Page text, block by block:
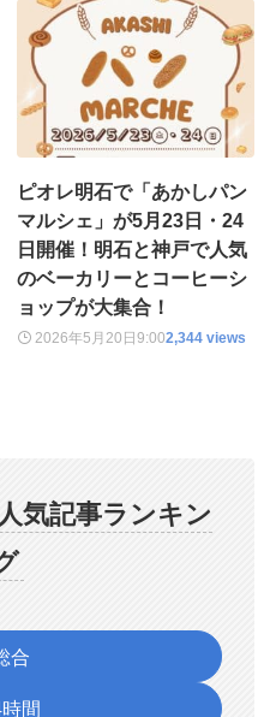
ピオレ明石で「あかしパン
マルシェ」が5月23日・24
日開催！明石と神戸で人気
のベーカリーとコーヒーシ
ョップが大集合！
2026年5月20日9:002,344 views
気記事ランキン
合
間